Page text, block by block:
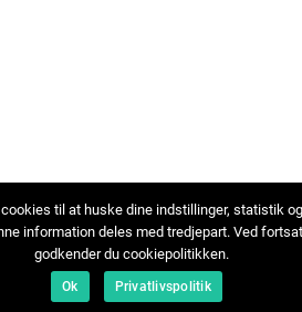
til at huske dine indstillinger, statistik
information deles med tredjepart. Ved
godkender du cookiepolitikken.
Ok Privatlivspolitik